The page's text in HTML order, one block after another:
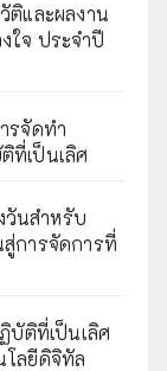
ติและผลงาน
ใจ ประจำปี
รจัดทำ
ที่เป็นเลิศ
วันสำหรับ
การจัดการที่
บัติที่เป็นเลิศ
โลยีดิจิทัล